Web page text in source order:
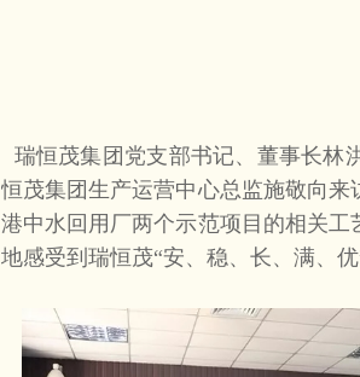
瑞恒茂集团党支部书记、董事长林
恒茂集团生产运营中心总监施敬向
港中水回用厂两个示范项目的相关
地感受到瑞恒茂“安、稳、长、满、